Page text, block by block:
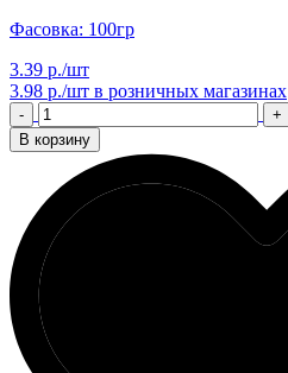
Фасовка: 100гр
3.39 р./шт
3.98 р./шт в розничных магазинах
-
+
В корзину